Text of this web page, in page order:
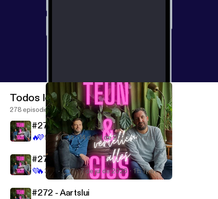
https://acast.com/privacy
Teun en Gijs vertellen alles
Todos los episodios
278 episodios
#274 - Gekalmeerd
🔥💜971 9 14 de jul de 2026 54 min
#273 - Impromptu
💜🔥 345 7 7 de jul de 2026 1 h 1 min
#272 - Aartslui